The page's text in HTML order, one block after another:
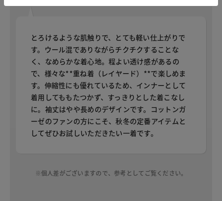
とろけるような肌触りで、とても軽い仕上がりで
す。ウール混でありながらチクチクすることな
く、なめらかな着心地。程よい透け感があるの
で、様々な**重ね着（レイヤード）**で楽しめま
す。伸縮性にも優れているため、インナーとして
着用してももたつかず、すっきりとした着こなし
に。袖丈はやや長めのデザインです。コットンガ
ーゼのファンの方にこそ、秋冬の定番アイテムと
してぜひお試しいただきたい一着です。
※個人差がございますので、参考としてご覧ください。